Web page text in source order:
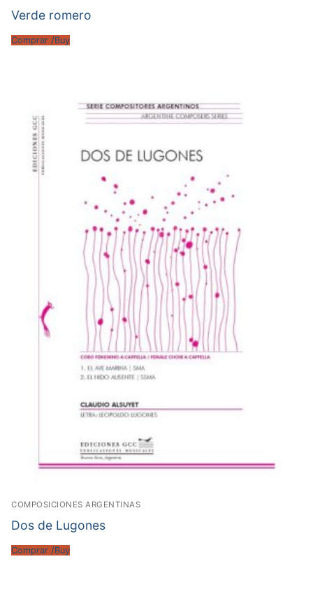
Verde romero
Comprar /Buy
COMPOSICIONES ARGENTINAS
Dos de Lugones
Comprar /Buy